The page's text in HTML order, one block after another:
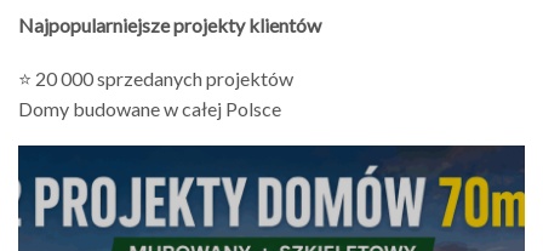
Najpopularniejsze projekty klientów
⭐ 20 000 sprzedanych projektów
Domy budowane w całej Polsce